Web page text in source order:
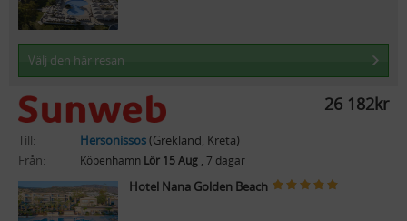
Välj den här resan
26 182kr
Till: Hersonissos(Grekland, Kreta)
Från:
Köpenhamn Lör 15 Aug , 7 dagar
Hotel Nana Golden Beach